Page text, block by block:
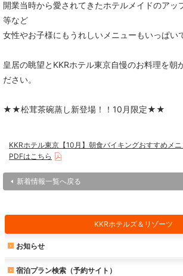
KKRホテルズ＆リゾーツ
お知らせ
宿泊プラン検索（予約サイト）
開業当時から愛されてきたホテルメイドのアッ
等など
女性やお子様にもうれしいメニューもいっぱい
皇居の眺望とKKRホテル東京自慢のお料理を朝
ださい。
★★松茸茶碗蒸し新登場！！10月限定★★
KKRホテル東京【10月】朝食バイキングおすすめメ
PDFはこちら
新着情報一覧へ戻る